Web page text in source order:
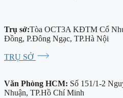
Trụ sở:Tòa OCT3A KĐTM Cổ
Đồng, P.Đông Ngạc, TP.Hà Nội
TRỤ SỞ
Văn Phòng HCM: Số 151/1-2
Nhuận, TP.Hồ Chí Minh